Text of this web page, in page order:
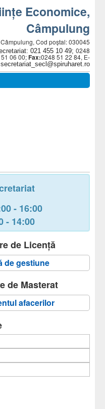
Economice,
Câmpulung
Cod poștal: 030045
021 455 10 49; 0248
06 00;Fax:0248 51 22 84, E-
secretariat_secl@spiruharet.ro
- 16:00
- 14:00
de Licență
de gestiune
de Masterat
afacerilor